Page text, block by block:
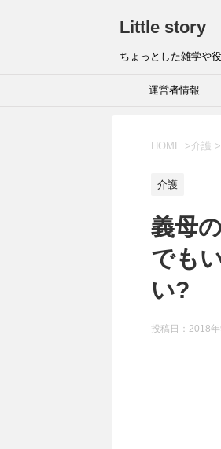
Little story
ちょっとした雑学や
運営者情報
HOME >介護 >
介護
義母
でも
い?
投稿日：2018